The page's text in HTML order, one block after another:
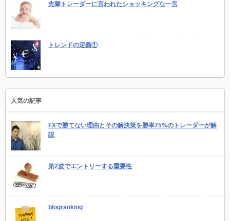
先輩トレーダーに言われたショッキングな一言
トレンドの定義①
人気の記事
FXで勝てない理由とその解決策を勝率75%のトレーダーが解
説
第2波でエントリーする重要性
blogranking